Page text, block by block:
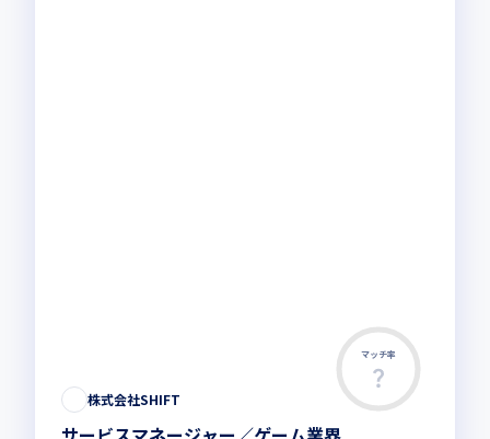
マッチ率
株式会社SHIFT